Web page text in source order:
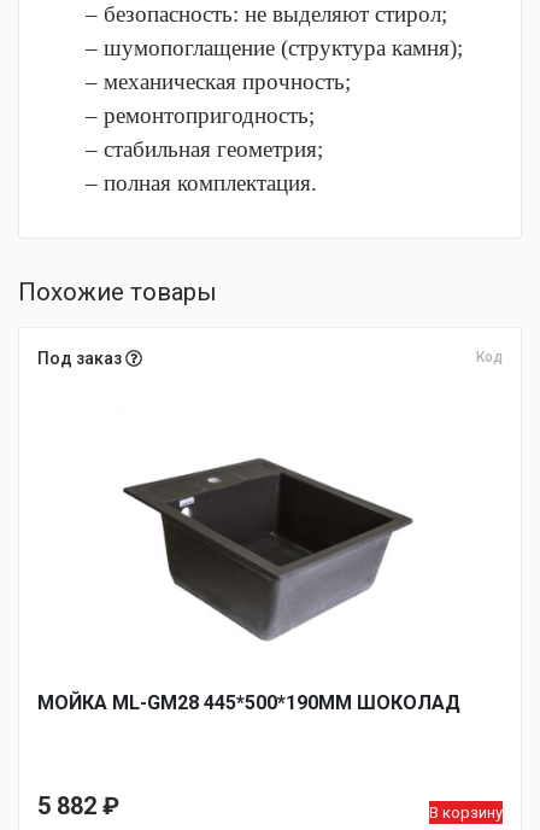
– безопасность: не выделяют стирол;
– шумопоглащение (структура камня);
– механическая прочность;
– ремонтопригодность;
– стабильная геометрия;
– полная комплектация.
Похожие товары
Под заказ Код
МОЙКА ML-GM28 445*500*190ММ ШОКОЛАД
5 882 ₽ В корзину